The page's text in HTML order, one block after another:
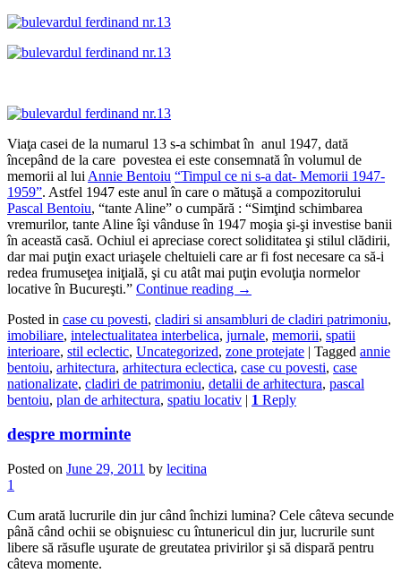
Viaţa casei de la numarul 13 s-a schimbat în anul 1947, dată
începând de la care povestea ei este consemnată în volumul de
memorii al lui Annie Bentoiu “Timpul ce ni s-a dat- Memorii 1947-
1959”. Astfel 1947 este anul în care o mătuşă a compozitorului
Pascal Bentoiu, “tante Aline” o cumpără : “Simţind schimbarea
vremurilor, tante Aline îşi vânduse în 1947 moşia şi-şi investise banii
în această casă. Ochiul ei apreciase corect soliditatea şi stilul clădirii,
dar mai puţin exact uriaşele cheltuieli care ar fi fost necesare ca să-i
redea frumuseţea iniţială, şi cu atât mai puţin evoluţia normelor
locative în Bucureşti.” Continue reading →
Posted in case cu povesti, cladiri si ansambluri de cladiri patrimoniu,
imobiliare, intelectualitatea interbelica, jurnale, memorii, spatii
interioare, stil eclectic, Uncategorized, zone protejate | Tagged annie
bentoiu, arhitectura, arhitectura eclectica, case cu povesti, case
nationalizate, cladiri de patrimoniu, detalii de arhitectura, pascal
bentoiu, plan de arhitectura, spatiu locativ | 1 Reply
despre morminte
Posted on June 29, 2011 by lecitina
1
Cum arată lucrurile din jur când închizi lumina? Cele câteva secunde
până când ochii se obişnuiesc cu întunericul din jur, lucrurile sunt
libere să răsufle uşurate de greutatea privirilor şi să dispară pentru
câteva momente.